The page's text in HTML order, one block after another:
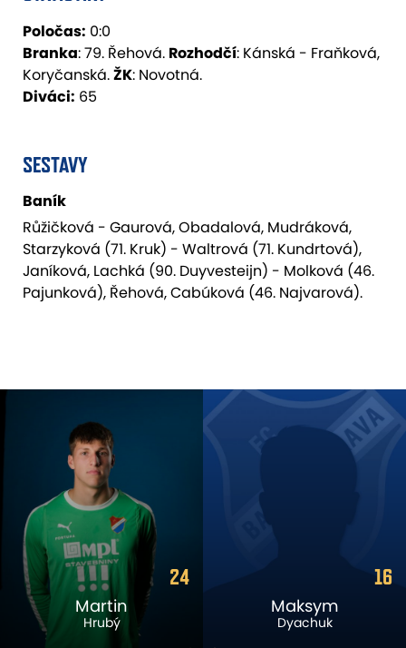
Poločas: 0:0
Branka: 79. Řehová. Rozhodčí: Kánská - Fraňková,
Koryčanská.ŽK: Novotná.
Diváci: 65
SESTAVY
Baník
Růžičková - Gaurová, Obadalová, Mudráková,
Starzyková (71. Kruk) - Waltrová (71. Kundrtová),
Janíková, Lachká (90. Duyvesteijn) - Molková (46.
Pajunková), Řehová, Cabúková (46. Najvarová).
24
Martin
Hrubý
16
Maksym
Dyachuk